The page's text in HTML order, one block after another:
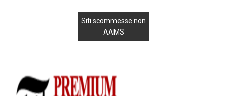
Siti scommesse non
AAMS